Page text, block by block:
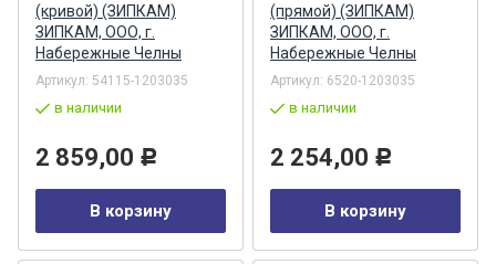
(кривой) (ЗИПКАМ)
ЗИПКАМ, ООО, г.
Набережные Челны
Артикул: 54115-1203035
в наличии
2 859,00 Р
В корзину
(прямой) (ЗИПКАМ)
ЗИПКАМ, ООО, г.
Набережные Челны
Артикул: 6520-1203035
в наличии
2 254,00 Р
В корзину